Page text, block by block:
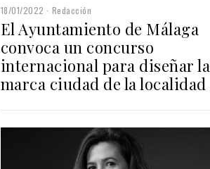
18/01/2022 Redacción
El Ayuntamiento de Málaga
convoca un concurso
internacional para diseñar la
marca ciudad de la localidad